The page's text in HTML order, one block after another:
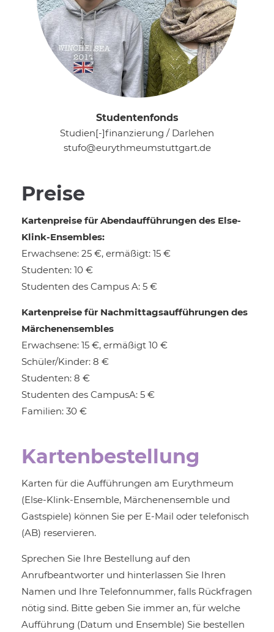
Studentenfonds
Studien[-]finanzierung / Darlehen
stufo@eurythmeumstuttgart.de
Preise
Kartenpreise für Abend­aufführun­gen des Else-
Klink-Ensembles:
Erwachsene: 25 €, ermäßigt: 15 €
Studenten: 10 €
Studenten des Campus A: 5 €
Kartenpreise für Nachmittags­aufführungen des
Märchenensembles
Erwachsene: 15 €, ermäßigt 10 €
Schüler/Kinder: 8 €
Studenten: 8 €
Studenten des CampusA: 5 €
Familien: 30 €
Karten­bestellung
Karten für die Aufführungen am Eurythmeum
(Else-Klink-Ensemble, Märchenensemble und
Gastspiele) können Sie per E-Mail oder telefonisch
(AB) reservieren.
Sprechen Sie Ihre Bestellung auf den
Anrufbeantworter und hinterlassen Sie Ihren
Namen und Ihre Telefonnummer, falls Rückfragen
nötig sind. Bitte geben Sie immer an, für welche
Aufführung (Datum und Ensemble) Sie bestellen